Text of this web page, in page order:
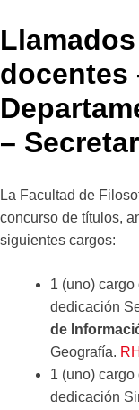
docentes
–
La Facultad de
concurso de títulos,
siguientes cargos:
1 (uno)
dedicación
de
Geografía.
1 (uno)
dedicación